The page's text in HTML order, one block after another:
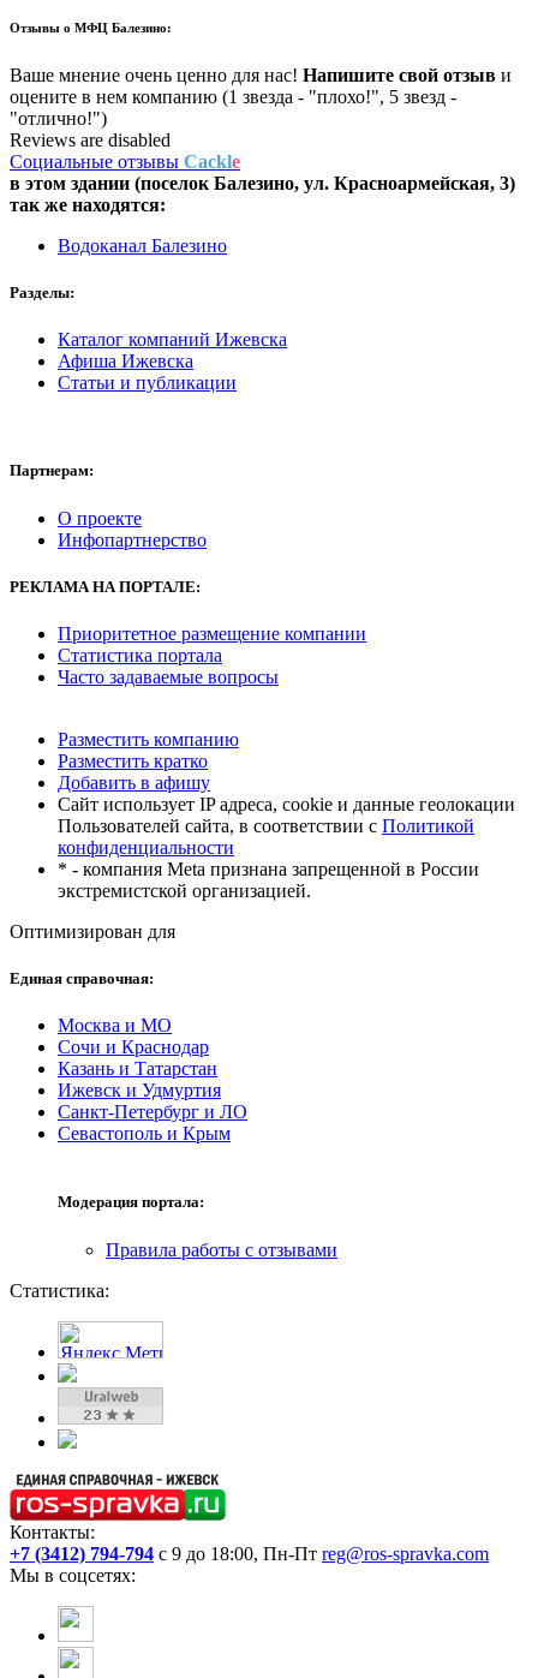
Отзывы о МФЦ Балезино:
Ваше мнение очень ценно для нас! Напишите свой отзыв и
оцените в нем компанию (1 звезда - "плохо!", 5 звезд -
"отлично!")
Reviews are disabled
Социальные отзывы Cackle
в этом здании (поселок Балезино, ул. Красноармейская, 3)
так же находятся:
Водоканал Балезино
Разделы:
Каталог компаний Ижевска
Афиша Ижевска
Статьи и публикации
Партнерам:
О проекте
Инфопартнерство
РЕКЛАМА НА ПОРТАЛЕ:
Приоритетное размещение компании
Статистика портала
Часто задаваемые вопросы
Разместить компанию
Разместить кратко
Добавить в афишу
Сайт использует IP адреса, cookie и данные геолокации
Пользователей сайта, в соответствии с Политикой
конфиденциальности
* - компания Meta признана запрещенной в России
экстремистской организацией.
Оптимизирован для
Единая справочная:
Москва и МО
Сочи и Краснодар
Казань и Татарстан
Ижевск и Удмуртия
Санкт-Петербург и ЛО
Севастополь и Крым
Модерация портала:
Правила работы с отзывами
Статистика:
Контакты:
+7 (3412) 794-794 с 9 до 18:00, Пн-Пт reg@ros-spravka.com
Мы в соцсетях: